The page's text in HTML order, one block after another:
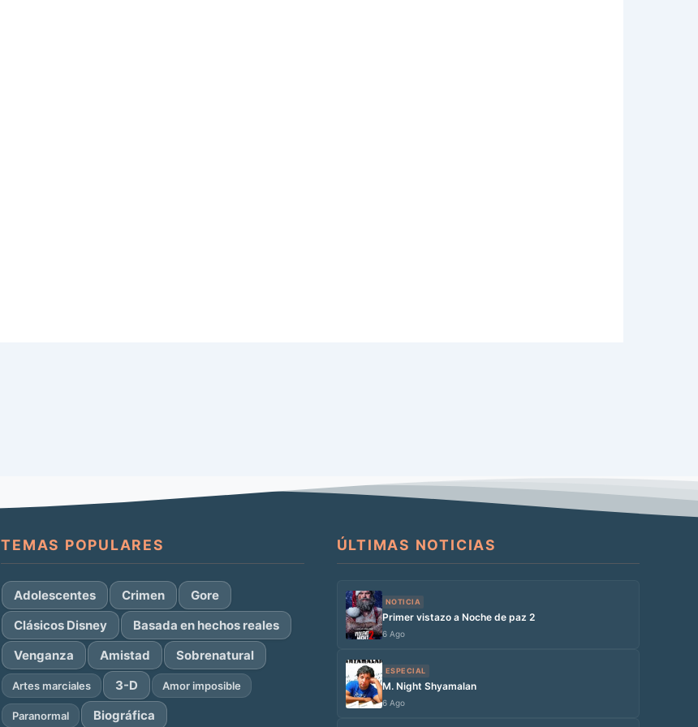
TEMAS POPULARES
Adolescentes Crimen
Gore
Clásicos Disney
Basada en hechos reales
Venganza
Amistad Sobrenatural
Artes marciales 3-D Amor imposible
Paranormal Biográfica
ÚLTIMAS NOTICIAS
NOTICIA
Primer vistazo a Noche de paz 2
6 Ago
ESPECIAL
M. Night Shyamalan
6 Ago